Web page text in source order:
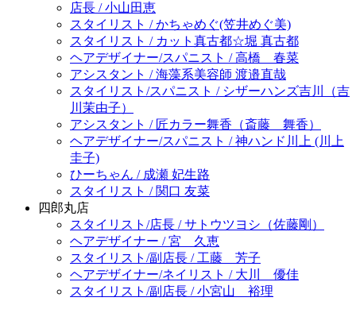
店長 / 小山田恵
スタイリスト / かちゃめぐ(笠井めぐ美)
スタイリスト / カット真古都☆堀 真古都
ヘアデザイナー/スパニスト / 高橋 春菜
アシスタント / 海藻系美容師 渡邉直哉
スタイリスト/スパニスト / シザーハンズ吉川（吉
川茉由子）
アシスタント / 匠カラー舞香（斎藤 舞香）
ヘアデザイナー/スパニスト / 神ハンド川上 (川上
圭子)
ひーちゃん / 成瀬 妃生路
スタイリスト / 関口 友菜
四郎丸店
スタイリスト/店長 / サトウツヨシ（佐藤剛）
ヘアデザイナー / 宮 久恵
スタイリスト/副店長 / 工藤 芳子
ヘアデザイナー/ネイリスト / 大川 優佳
スタイリスト/副店長 / 小宮山 裕理